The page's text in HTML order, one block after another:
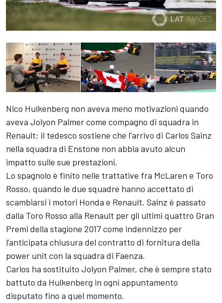
Nico Hulkenberg non aveva meno motivazioni quando
aveva Jolyon Palmer come compagno di squadra in
Renault: il tedesco sostiene che l'arrivo di Carlos Sainz
nella squadra di Enstone non abbia avuto alcun
impatto sulle sue prestazioni.
Lo spagnolo è finito nelle trattative fra McLaren e Toro
Rosso, quando le due squadre hanno accettato di
scambiarsi i motori Honda e Renault. Sainz è passato
dalla Toro Rosso alla Renault per gli ultimi quattro Gran
Premi della stagione 2017 come indennizzo per
l’anticipata chiusura del contratto di fornitura della
power unit con la squadra di Faenza.
Carlos ha sostituito Jolyon Palmer, che è sempre stato
battuto da Hulkenberg in ogni appuntamento
disputato fino a quel momento.